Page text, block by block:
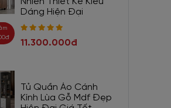
Dáng Hiện Đại
11.300.000đ
Tủ Quần Áo Cánh
Kính Lùa Gỗ Mdf Đẹp